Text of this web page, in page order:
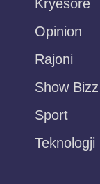
Kryesore
Opinion
Rajoni
Show Bizz
Sport
Teknologji